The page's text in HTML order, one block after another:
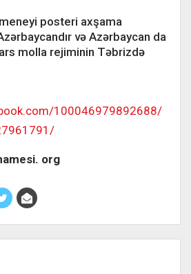
posteri axşama
və Azərbaycan da
molla rejiminin Təbrizdə
100046979892688/
org